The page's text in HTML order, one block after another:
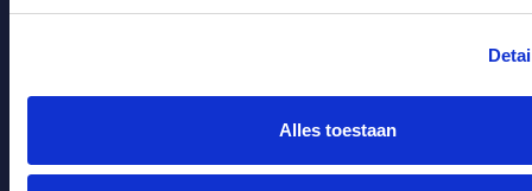
Alles toestaan
Pensioen
Zakelijk financieren